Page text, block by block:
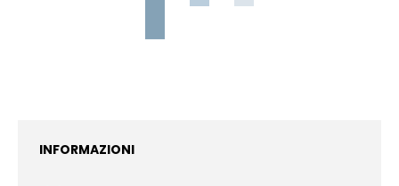
INFORMAZIONI